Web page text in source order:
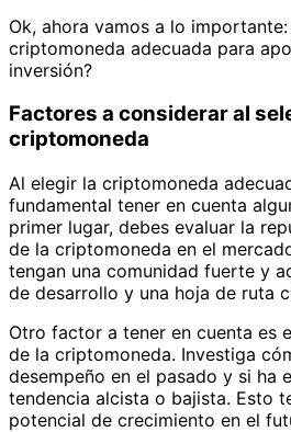
Ok, ahora vamos a lo
criptomoneda adecuada para
inversión?
Factores a considerar al
criptomoneda
Al elegir la criptomoneda
fundamental tener en cuenta
primer lugar, debes evaluar la
de la criptomoneda en el
tengan una comunidad fuerte y
de desarrollo y una hoja de ruta
Otro factor a tener en cuenta es
de la criptomoneda. Investiga
desempeño en el pasado y si ha
tendencia alcista o bajista. Esto
potencial de crecimiento en el